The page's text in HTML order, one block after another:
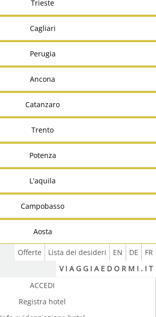
Trieste
Cagliari
Perugia
Ancona
Catanzaro
Trento
Potenza
L'aquila
Campobasso
Aosta
FR
DE
EN
Lista dei desideri
Offerte
V I A G G I A E D O R M I . I T
ACCEDI
Registra hotel